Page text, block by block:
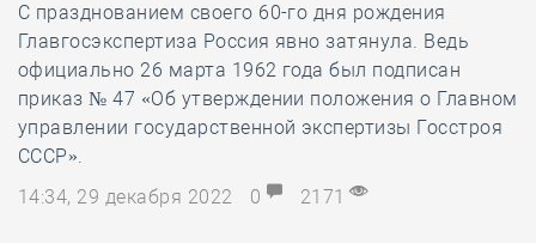
С празднованием своего 60-го дня рождения
Главгосэкспертиза Россия явно затянула. Ведь
официально 26 марта 1962 года был подписан
приказ № 47 «Об утверждении положения о Главном
управлении государственной экспертизы Госстроя
СССР».
14:34, 29 декабря 2022
0 2171